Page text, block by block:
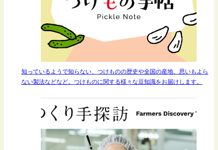
知っているようで知らない、つけものの歴史や全国の産地、思いもよら
ない製法などなど。つけものに関する様々な豆知識をお届けします。